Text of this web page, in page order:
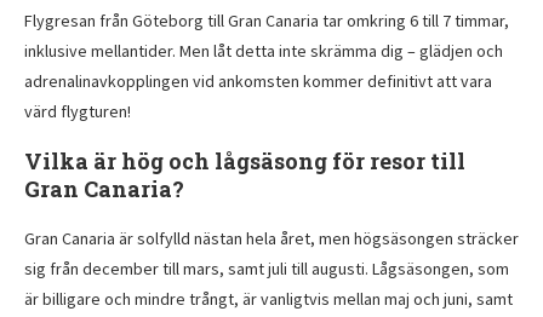
Flygresan från Göteborg till Gran Canaria tar omkring 6 till 7 timmar,
inklusive mellantider. Men låt detta inte skrämma dig – glädjen och
adrenalinavkopplingen vid ankomsten kommer definitivt att vara
värd flygturen!
Vilka är hög och lågsäsong för resor till
Gran Canaria?
Gran Canaria är solfylld nästan hela året, men högsäsongen sträcker
sig från december till mars, samt juli till augusti. Lågsäsongen, som
är billigare och mindre trångt, är vanligtvis mellan maj och juni, samt